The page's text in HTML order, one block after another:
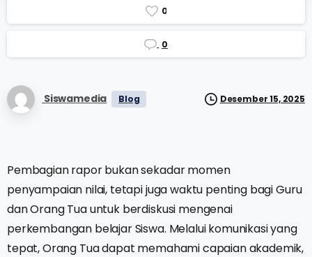
0
0
Siswamedia Blog Desember 15, 2025
Pembagian rapor bukan sekadar momen
penyampaian nilai, tetapi juga waktu penting bagi Guru
dan Orang Tua untuk berdiskusi mengenai
perkembangan belajar Siswa. Melalui komunikasi yang
tepat, Orang Tua dapat memahami capaian akademik,